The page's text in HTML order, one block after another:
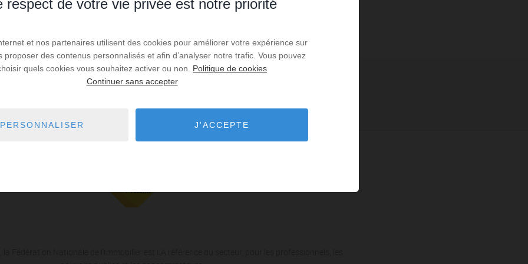
respect de votre vie privée est notre priorité
et nos partenaires utilisent des cookies pour améliorer votre expérience sur
proposer des contenus personnalisés et afin d’analyser notre trafic. Vous pouvez
quels cookies vous souhaitez activer ou non. Politique de cookies
Continuer sans accepter
PERSONNALISER J'ACCEPTE